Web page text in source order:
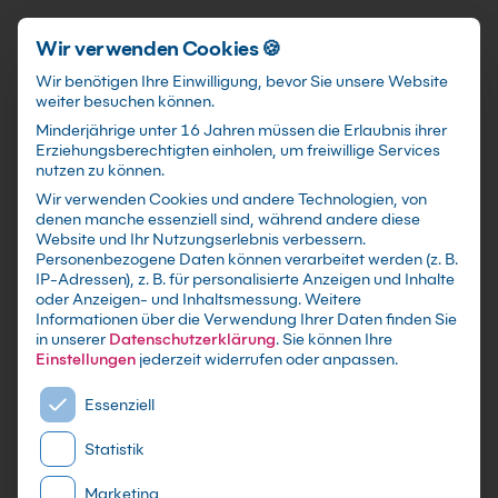
Schnellzugriff
Excel im BWL Einsatz Kurs
mit Zertifikat als Live Online Training,
Präsenzseminar in 21 Microsoft-
Schulungszentren sowie maßgeschneiderte
Firmen- oder Inhouse-Schulung für dein Team -
Lerne und erweitere dein Excel Wissen
Wir verwenden Cookies 🍪
Wir benötigen Ihre Einwilligung, bevor Sie unsere Website
weiter besuchen können.
Minderjährige unter 16 Jahren müssen die Erlaubnis ihrer
Erziehungsberechtigten einholen, um freiwillige Services
nutzen zu können.
Wir verwenden Cookies und andere Technologien, von
denen manche essenziell sind, während andere diese
Website und Ihr Nutzungserlebnis verbessern.
Personenbezogene Daten können verarbeitet werden (z. B.
IP-Adressen), z. B. für personalisierte Anzeigen und Inhalte
oder Anzeigen- und Inhaltsmessung.Weitere
Informationen über die Verwendung Ihrer Daten finden Sie
in unserer Datenschutzerklärung.Sie können Ihre
Einstellungen jederzeit widerrufen oder anpassen.
Es folgt eine Liste der Service-Gruppen, für die eine
Essenziell
Statistik
Marketing